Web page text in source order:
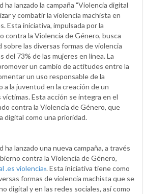
ha lanzado la campaña "Violencia digital
y combatir la violencia machista en
Esta iniciativa, impulsada por la
contra la Violencia de Género, busca
sobre las diversas formas de violencia
del 73% de las mujeres en línea. La
un cambio de actitudes entre la
un uso responsable de la
a la juventud en la creación de un
Esta acción se integra en el
contra la Violencia de Género, que
digital como una prioridad.
ha lanzado una nueva campaña, a través
contra la Violencia de Género,
.es violencia». Esta iniciativa tiene como
formas de violencia machista que se
digital y en las redes sociales, así como